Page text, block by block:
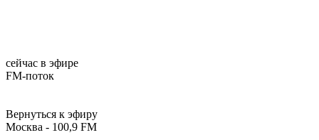
сейчас в эфире
FM-поток
Вернуться к эфиру
Москва - 100,9 FM